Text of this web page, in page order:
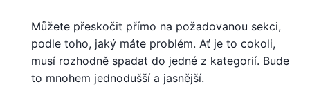
Můžete přeskočit přímo na požadovanou sekci,
podle toho, jaký máte problém. Ať je to cokoli,
musí rozhodně spadat do jedné z kategorií. Bude
to mnohem jednodušší a jasnější.